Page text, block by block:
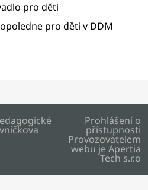
pro děti
pro děti v DDM
Prohlášení o
přístupnosti
Provozovatelem
webu je Apertia
Tech s.r.o